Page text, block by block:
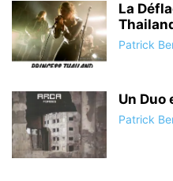
La
Patrick
Un Duo
Patrick